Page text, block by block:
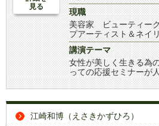
見る
現職
美容家 ビューティー
プアーティスト＆ネイ
講演テーマ
女性が美しく生きる為
っての応援セミナーが
江崎和博（えさきかずひろ）